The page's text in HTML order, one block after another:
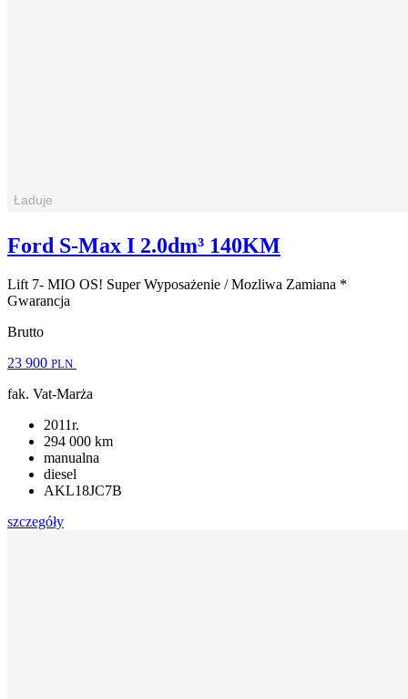
Ford S-Max I 2.0dm³ 140KM
Lift 7- MIO OS! Super Wyposażenie / Mozliwa Zamiana *
Gwarancja
Brutto
23 900 PLN
fak. Vat-Marża
2011r.
294 000 km
manualna
diesel
AKL18JC7B
szczegóły